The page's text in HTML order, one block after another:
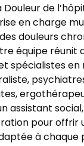
Douleur de
en charge
douleurs
équipe réunit
spécialistes en
assistant
pour offrir
à chaque